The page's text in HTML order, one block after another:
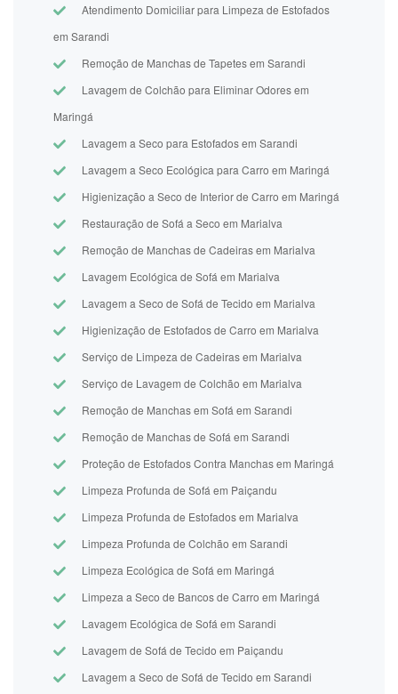
Atendimento Domiciliar para Limpeza de Estofados
em Sarandi
Remoção de Manchas de Tapetes em Sarandi
Lavagem de Colchão para Eliminar Odores em
Maringá
Lavagem a Seco para Estofados em Sarandi
Lavagem a Seco Ecológica para Carro em Maringá
Higienização a Seco de Interior de Carro em Maringá
Restauração de Sofá a Seco em Marialva
Remoção de Manchas de Cadeiras em Marialva
Lavagem Ecológica de Sofá em Marialva
Lavagem a Seco de Sofá de Tecido em Marialva
Higienização de Estofados de Carro em Marialva
Serviço de Limpeza de Cadeiras em Marialva
Serviço de Lavagem de Colchão em Marialva
Remoção de Manchas em Sofá em Sarandi
Remoção de Manchas de Sofá em Sarandi
Proteção de Estofados Contra Manchas em Maringá
Limpeza Profunda de Sofá em Paiçandu
Limpeza Profunda de Estofados em Marialva
Limpeza Profunda de Colchão em Sarandi
Limpeza Ecológica de Sofá em Maringá
Limpeza a Seco de Bancos de Carro em Maringá
Lavagem Ecológica de Sofá em Sarandi
Lavagem de Sofá de Tecido em Paiçandu
Lavagem a Seco de Sofá de Tecido em Sarandi